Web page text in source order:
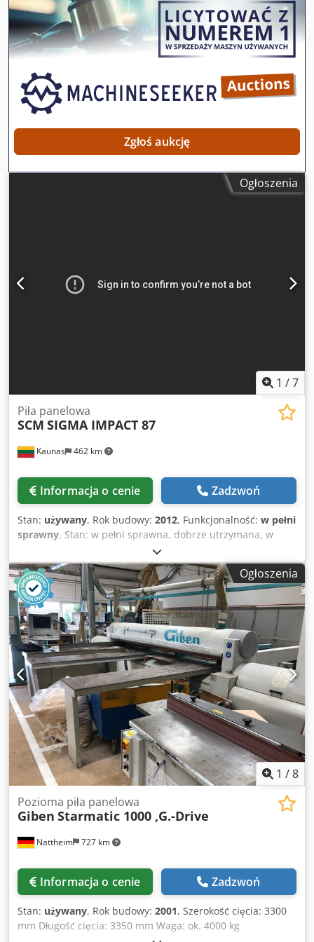
nowy model dlatego ta idzie na sprzedaż. Cena 96 500 zł
netto tel. 6 6 6 - 6 0 9 - 9 5 7
6500 mm x głębokość 7700 mm. Chwytak z pneumatyczną
regulacją. Boczne rolki pozycjonujące, regulowane od góry.
Pneumatyczny docisk. Dcjdpfx Aqozp R Smetjk
Oprogramowanie optymalizacyjne w zestawie. Drukarka
dobry. Dostępna od ręki.
Zgłoś aukcję
Ogłoszenia
1 /7
Kaunas 462 km
Piła panelowa
SCM SIGMA IMPACT 87
Informacja o cenie Zadzwoń
Stan: używany, Rok budowy: 2012, Funkcjonalność: w pełni
sprawny, Stan: w pełni sprawna, dobrze utrzymana, w
ciągłej produkcji. Dostępna od zaraz! Pilarka panelowa SCM
SIGMA IMPACT 87, rok produkcji 2012, mocna, precyzyjna i
niezawodna pilarka przemysłowa przeznaczona do
wydajnej produkcji mebli oraz obróbki płyt. Idealna dla
zakładów stolarskich, producentów mebli i produkcji
wielkoseryjnej. Specyfikacja techniczna: Wymiary cięcia:
3200 × 2100 mm Wysokość wysuwu głównej tarczy: 87 mm
Średnica głównej tarczy: 350 mm Prędkość obrotowa
głównej tarczy: 3900 obr./min Moc silnika głównego: 5,5 kW
Dcsdpfx Aqjycg Rmstjk Nacinak: 1,5 kW, 6300 obr./min, 160
mm Prędkość posuwu wózka: 6–30 m/min Prędkość
posuwu dociskacza: 27–38 m/min Standardowa liczba
chwytaków: 5 Króćce odciągu: 3 × 120 mm lub 1 × 150 mm
Ogłoszenia
1 /8
Nattheim 727 km
Pozioma piła panelowa
Giben Starmatic 1000 ,G.-Drive
Informacja o cenie Zadzwoń
Stan: używany, Rok budowy: 2001, Szerokość cięcia: 3300
mm Długość cięcia: 3350 mm Waga: ok. 4000 kg